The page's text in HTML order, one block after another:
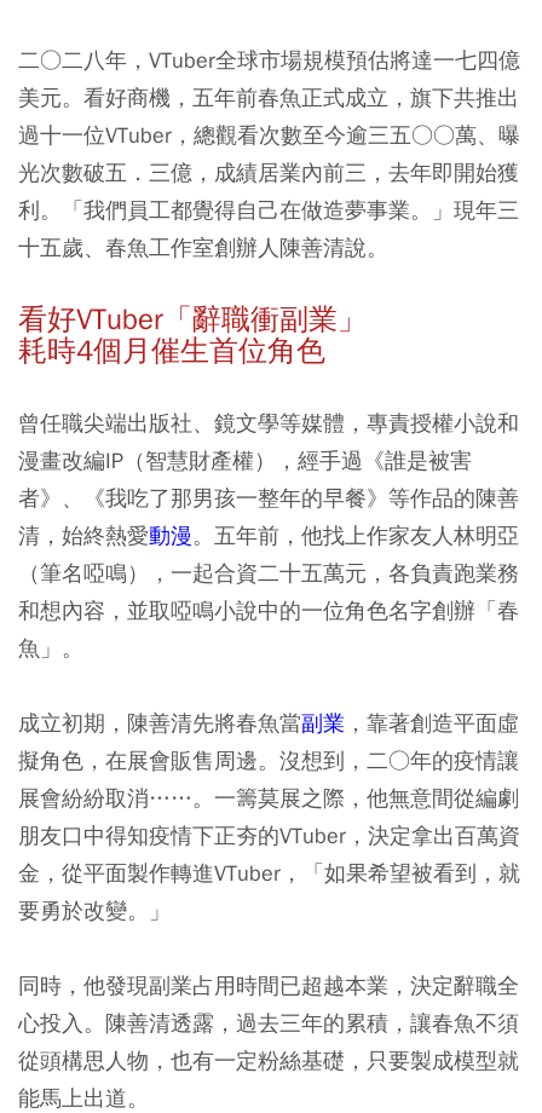
二○二八年，VTuber全球市場規模預估將達一七四億
美元。看好商機，五年前春魚正式成立，旗下共推出
過十一位VTuber，總觀看次數至今逾三五○○萬、曝
光次數破五．三億，成績居業內前三，去年即開始獲
利。「我們員工都覺得自己在做造夢事業。」現年三
十五歲、春魚工作室創辦人陳善清說。
看好VTuber「辭職衝副業」
耗時4個月催生首位角色
曾任職尖端出版社、鏡文學等媒體，專責授權小說和
漫畫改編IP（智慧財產權），經手過《誰是被害
者》、《我吃了那男孩一整年的早餐》等作品的陳善
清，始終熱愛動漫。五年前，他找上作家友人林明亞
（筆名啞鳴），一起合資二十五萬元，各負責跑業務
和想內容，並取啞鳴小說中的一位角色名字創辦「春
魚」。
成立初期，陳善清先將春魚當副業 ，靠著創造平面虛
擬角色，在展會販售周邊。沒想到，二○年的疫情讓
展會紛紛取消……。一籌莫展之際，他無意間從編劇
朋友口中得知疫情下正夯的VTuber，決定拿出百萬資
金，從平面製作轉進VTuber，「如果希望被看到，就
要勇於改變。」
同時，他發現副業占用時間已超越本業，決定辭職全
心投入。陳善清透露，過去三年的累積，讓春魚不須
從頭構思人物，也有一定粉絲基礎，只要製成模型就
能馬上出道。